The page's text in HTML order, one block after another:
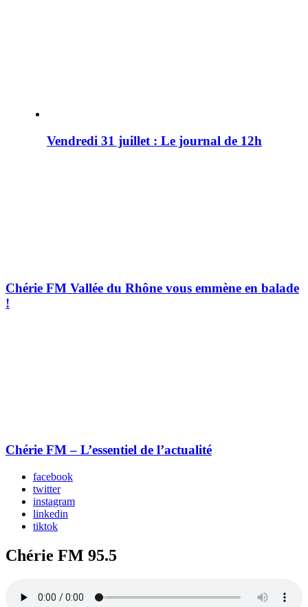
Vendredi 31 juillet : Le journal de 12h
Chérie FM Vallée du Rhône vous emmène en balade
!
Chérie FM – L’essentiel de l’actualité
facebook
twitter
instagram
linkedin
tiktok
Chérie FM 95.5